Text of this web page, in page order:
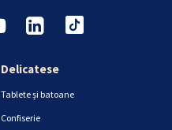
Delicatese
Tablete și batoane
Confiserie